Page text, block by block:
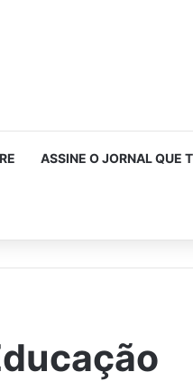
ASSINE O JORNAL QUE
skin